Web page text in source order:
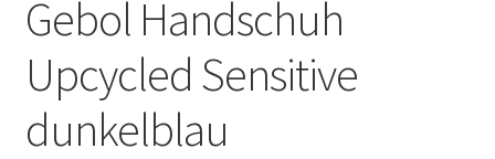
Gebol Handschuh
Upcycled Sensitive
dunkelblau